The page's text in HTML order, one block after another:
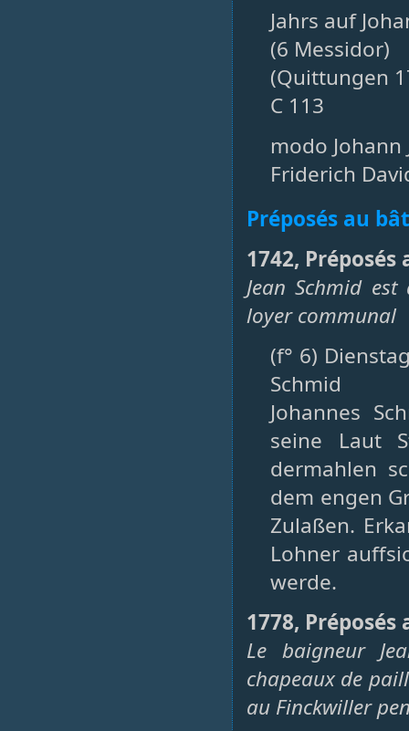
Jahrs auf
(6 Messidor)
(Quittungen
C 113
modo
Friderich
Préposés au
1742,
Jean Schmid
loyer communal
(f° 6)
Schmid
Johannes
seine Laut
dermahlen
dem engen
Zulaßen.
Lohner
werde.
1778,
Le baigneur
chapeaux de
au Finckwiller